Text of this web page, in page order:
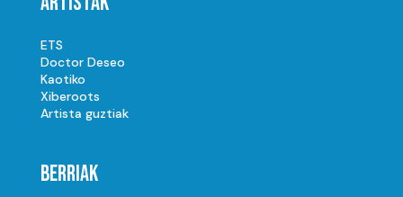
ETS
Doctor Deseo
Kaotiko
Xiberoots
Artista guztiak
Berriak